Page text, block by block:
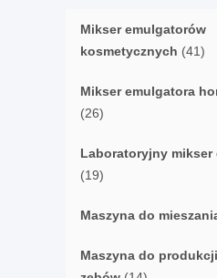
Mikser emulgatorów
kosmetycznych (41)
Mikser emulgatora
(26)
Laboratoryjny mikser
(19)
Maszyna do
Maszyna do